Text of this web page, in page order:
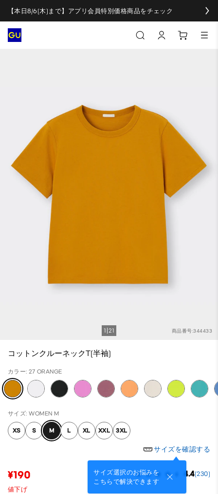
【本日8/6(木)まで】アプリ会員特別価格商品をチェック
商品番号:344433
1 21
コットンクルーネックT(半袖)
カラー: 27 ORANGE
サイズ: WOMEN M
XS S M L XL XXL 3XL
サイズを確認する
サイズ選択のお悩みを
こちらで解決できます
¥190 4.4(230)
値下げ